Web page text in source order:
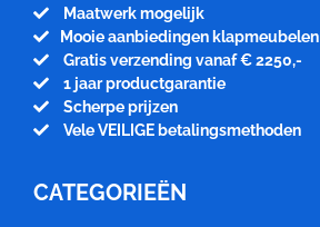
Maatwerk mogelijk
Mooie aanbiedingen klapmeubelen
Gratis verzending vanaf € 2250,-
1 jaar productgarantie
Scherpe prijzen
Vele VEILIGE betalingsmethoden
CATEGORIEËN